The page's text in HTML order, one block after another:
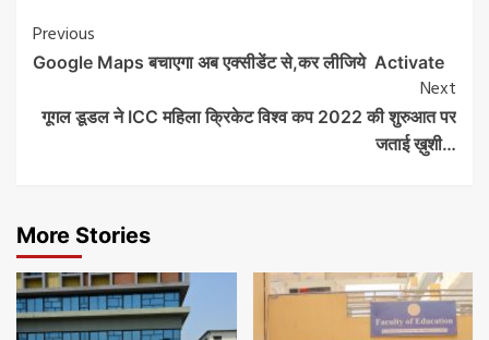
Post
Navigation
Previous
Google Maps बचाएगा अब एक्सीडेंट से,कर लीजिये Activate
Next
गूगल डूडल ने ICC महिला क्रिकेट विश्व कप 2022 की शुरुआत पर
जताई ख़ुशी…
More Stories